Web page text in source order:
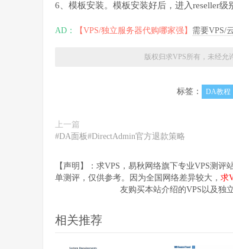
6、模板安装。模板安装好后，进入reseller
AD： 【VPS/独立服务器代购哪家强】 需要VPS/
版权归求VPS所有，未经允
标签： DA教程
上一篇
#DA面板#DirectAdmin官方退款策略
【声明】：求VPS，易秋网络旗下专业VPS测
单测评，仅供参考。因为全国网络差异较大， 求
友购买本站介绍的VPS以及独
相关推荐